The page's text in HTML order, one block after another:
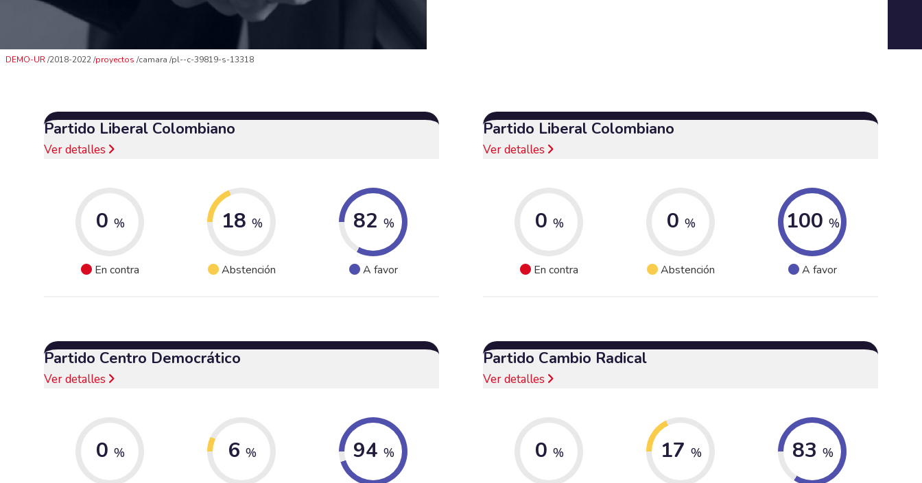
DEMO-UR 2018-2022 proyectos camara pl--c-39819-s-13318
Partido Liberal Colombiano
Ver detalles
0 %
En contra
18 %
Abstención
82 %
A favor
Partido Liberal Colombiano
Ver detalles
0 %
En contra
0 %
Abstención
100 %
A favor
Partido Centro Democrático
Ver detalles
0 % 6 % 94 %
Partido Cambio Radical
Ver detalles
0 % 17 % 83 %